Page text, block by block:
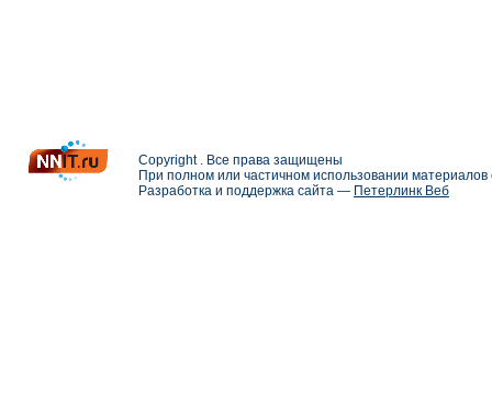
Copyright . Все права защищены
При полном или частичном использовании
Разработка и поддержка сайта — Петерлинк Веб